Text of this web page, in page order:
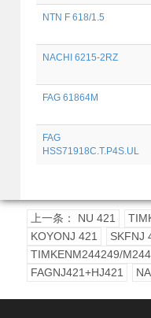
NTN F 618/1.5
NACHI 6215-2RZ
FAG 61864M
FAG
HSS71918C.T.P4S.UL
上一条： NU 421
KOYONJ 421
SKFNJ
TIMKENM244249/
FAGNJ421+HJ421